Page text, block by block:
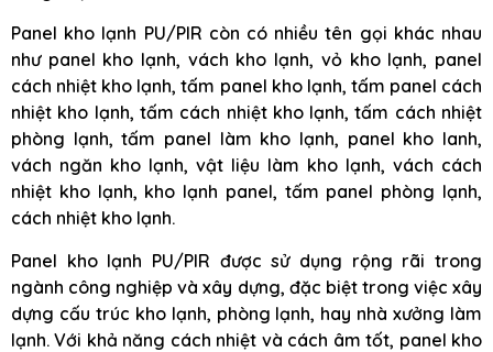
Panel kho lạnh PU/PIR còn có nhiều tên gọi khác nhau
như panel kho lạnh, vách kho lạnh, vỏ kho lạnh, panel
cách nhiệt kho lạnh, tấm panel kho lạnh, tấm panel cách
nhiệt kho lạnh, tấm cách nhiệt kho lạnh, tấm cách nhiệt
phòng lạnh, tấm panel làm kho lạnh, panel kho lanh,
vách ngăn kho lạnh, vật liệu làm kho lạnh, vách cách
nhiệt kho lạnh, kho lạnh panel, tấm panel phòng lạnh,
cách nhiệt kho lạnh.
Panel kho lạnh PU/PIR được sử dụng rộng rãi trong
ngành công nghiệp và xây dựng, đặc biệt trong việc xây
dựng cấu trúc kho lạnh, phòng lạnh, hay nhà xưởng làm
lạnh. Với khả năng cách nhiệt và cách âm tốt, panel kho